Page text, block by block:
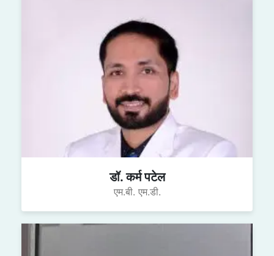
डॉ. कर्म पटेल
एम.बी. एम.डी.